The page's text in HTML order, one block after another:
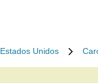
Estados Unidos